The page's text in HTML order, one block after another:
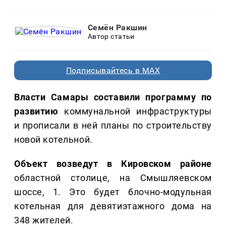
Семён Ракшин
Автор статьи
Подписывайтесь в MAX
Власти Самары составили программу по
развитию коммунальной инфраструктуры
и прописали в ней планы по строительству
новой котельной.
Объект возведут в Кировском районе
областной столице, на Смышляевском
шоссе, 1. Это будет блочно-модульная
котельная для девятиэтажного дома на
348 жителей.